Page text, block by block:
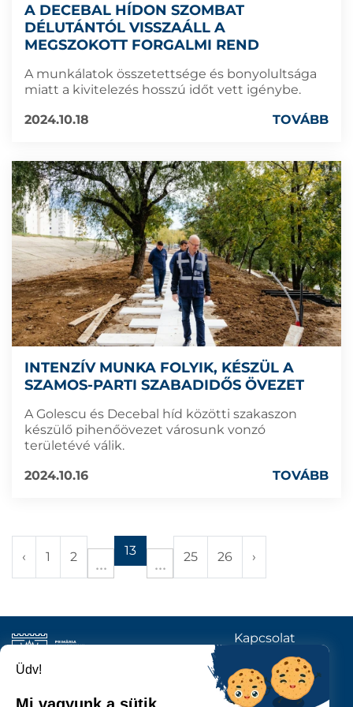
A DECEBAL HÍDON SZOMBAT
DÉLUTÁNTÓL VISSZAÁLL A
MEGSZOKOTT FORGALMI REND
A munkálatok összetettsége és bonyolultsága
miatt a kivitelezés hosszú időt vett igénybe.
2024.10.18
TOVÁBB
INTENZÍV MUNKA FOLYIK, KÉSZÜL A
SZAMOS-PARTI SZABADIDŐS ÖVEZET
A Golescu és Decebal híd közötti szakaszon
készülő pihenőövezet városunk vonzó
területévé válik.
2024.10.16
TOVÁBB
‹ 1 2 13 25 26 ›
Kapcsolat
KÖVESSENEK
Üdv!